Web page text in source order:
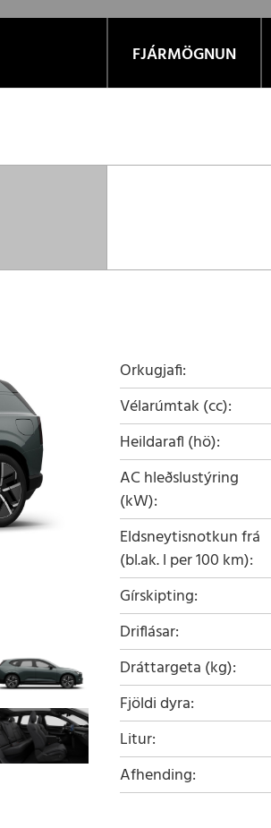
FJÁRMÖGNUN
Orkugjafi
Vélarúmtak (cc)
Heildarafl (hö)
AC hleðslustýring
(kW)
Eldsneytisnotkun frá
(bl.ak. l per 100 km)
Gírskipting
Driflásar
Dráttargeta (kg)
Fjöldi dyra
Litur
Afhending